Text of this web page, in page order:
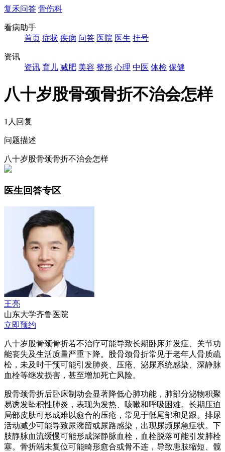
复禾问答 骨伤科
看病助手
首页 症状 疾病 问答 医院 医生 挂号
资讯
资讯 育儿 减肥 美容 整形 心理 中医 体检 保健
八十岁股骨颈骨折不治会怎样
1人回复
问题描述
八十岁股骨颈骨折不治会怎样
医生回答专区
王亮
山东大学齐鲁医院
立即预约
八十岁股骨颈骨折若不治疗可能导致长期卧床并发症、关节功
能丧失及生活质量严重下降。股骨颈骨折常见于老年人骨质疏
松，未及时干预可能引发肺炎、压疮、泌尿系统感染、深静脉
血栓等继发损害，甚至增加死亡风险。
股骨颈骨折后卧床制动会显著降低心肺功能，肺部分泌物积聚
易诱发坠积性肺炎，表现为发热、咳嗽和呼吸困难。长期压迫
局部皮肤可形成难以愈合的压疮，常见于骶尾部和足跟。排尿
活动减少可能导致尿潴留或尿路感染，出现尿频尿急症状。下
肢静脉血流缓慢可能形成深静脉血栓，血栓脱落可能引发肺栓
塞。骨折端未复位可能畸形愈合或骨不连，导致患肢缩短、髋